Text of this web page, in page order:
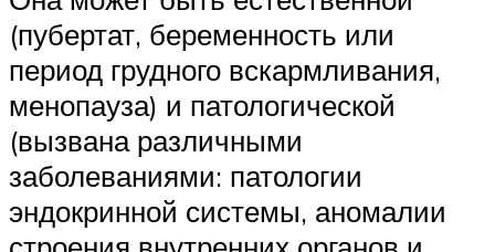
(пубертат, беременность или
период грудного вскармливания,
менопауза) и патологической
(вызвана различными
заболеваниями: патологии
эндокринной системы, аномалии